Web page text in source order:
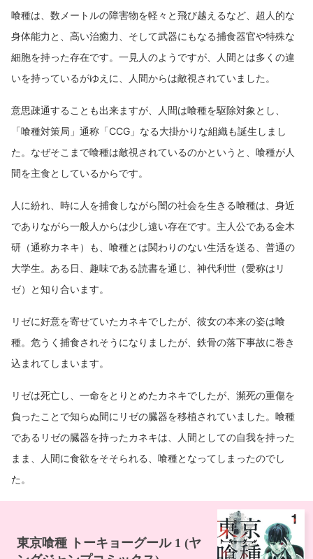
喰種は、数メートルの障害物を軽々と飛び越えるなど、超人的な
身体能力と、高い治癒力、そして武器にもなる捕食器官や特殊な
細胞を持った存在です。一見人のようですが、人間とは多くの違
いを持っているがゆえに、人間からは敵視されていました。
意思疎通することも出来ますが、人間は喰種を駆除対象とし、
「喰種対策局」通称「CCG」なる大掛かりな組織も誕生しまし
た。なぜそこまで喰種は敵視されているのかというと、喰種が人
間を主食としているからです。
人に紛れ、時に人を捕食しながら闇の社会を生きる喰種は、身近
でありながら一般人からは少し遠い存在です。主人公である金木
研（通称カネキ）も、喰種とは関わりのない生活を送る、普通の
大学生。ある日、趣味である読書を通じ、神代利世（愛称はリ
ゼ）と知り合います。
リゼに好意を寄せていたカネキでしたが、彼女の本来の姿は喰
種。危うく捕食されそうになりましたが、鉄骨の落下事故に巻き
込まれてしまいます。
リゼは死亡し、一命をとりとめたカネキでしたが、瀕死の重傷を
負ったことで知らぬ間にリゼの臓器を移植されていました。喰種
であるリゼの臓器を持ったカネキは、人間としての自我を持った
まま、人間に食欲をそそられる、喰種となってしまったのでし
た。